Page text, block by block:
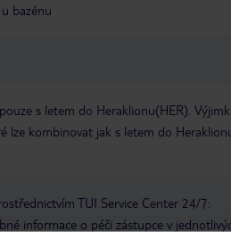
bazénu
s letem do Heraklionu(HER).
lze kombinovat jak s letem do
TUI Service Center 24/7:
informace o péči zástupce v